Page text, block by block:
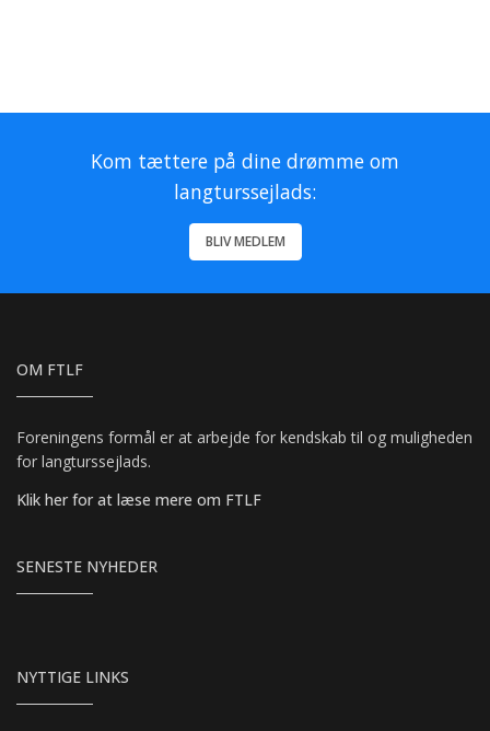
Kom tættere på dine drømme om
langturssejlads:
BLIV MEDLEM
OM FTLF
Foreningens formål er at arbejde for kendskab til og muligheden
for langturssejlads.
Klik her for at læse mere om FTLF
SENESTE NYHEDER
NYTTIGE LINKS